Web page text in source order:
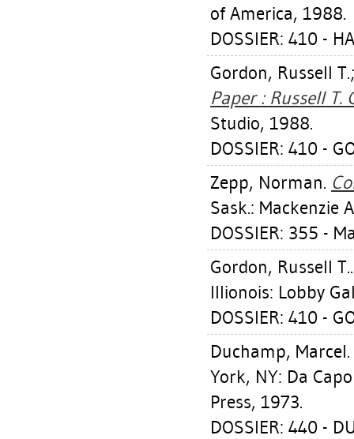
of America, 1988.
DOSSIER: 410 -
Gordon, Russell T.
Paper : Russell T.
Studio, 1988.
DOSSIER: 410 -
Zepp, Norman.
Sask.: Mackenzie
DOSSIER: 355 -
Gordon, Russell T.
Illionois: Lobby
DOSSIER: 410 -
Duchamp, Marcel.
York, NY: Da
Press, 1973.
DOSSIER: 440 -